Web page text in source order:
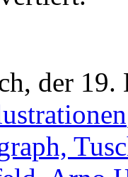
der 19.